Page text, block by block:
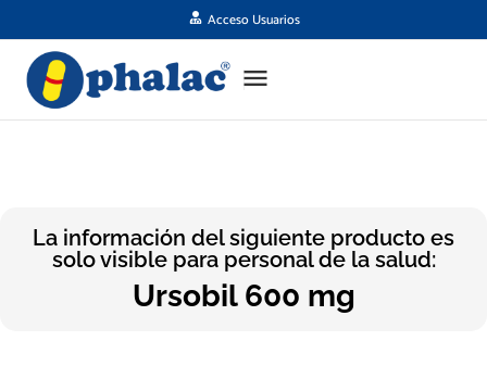
Acceso Usuarios
La información del siguiente producto es
solo visible para personal de la salud:
Ursobil 600 mg